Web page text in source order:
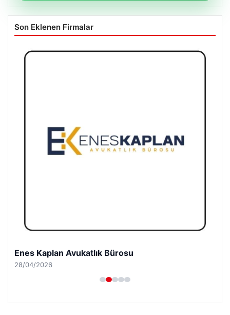
Son Eklenen Firmalar
Enes Kaplan Avukatlık Bürosu
28/04/2026